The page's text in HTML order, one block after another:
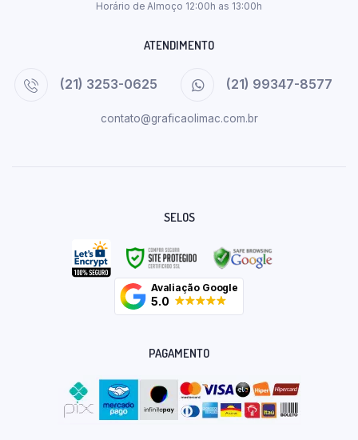
Horário de Almoço 12:00h as 13:00h
ATENDIMENTO
(21) 3253-0625 (21) 99347-8577
contato@graficaolimac.com.br
SELOS
Avaliação Google
5.0
PAGAMENTO